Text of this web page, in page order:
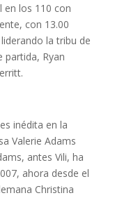
en los 110 con
con 13.00
la tribu de
partida, Ryan
inédita en la
Valerie Adams
antes Vili, ha
ahora desde el
Christina